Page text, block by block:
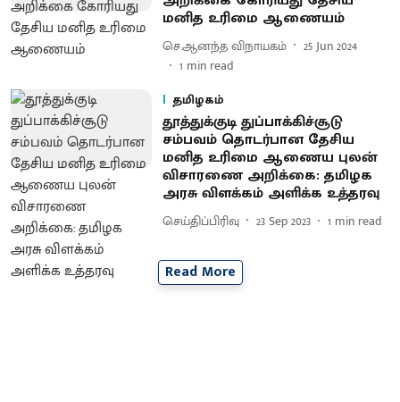
மனித உரிமை ஆணையம்
செ.ஆனந்த விநாயகம்
25 Jun 2024
1 min read
தமிழகம்
தூத்துக்குடி துப்பாக்கிச்சூடு
சம்பவம் தொடர்பான தேசிய
மனித உரிமை ஆணைய புலன்
விசாரணை அறிக்கை: தமிழக
அரசு விளக்கம் அளிக்க உத்தரவு
செய்திப்பிரிவு 23 Sep 2023 1 min read
Read More